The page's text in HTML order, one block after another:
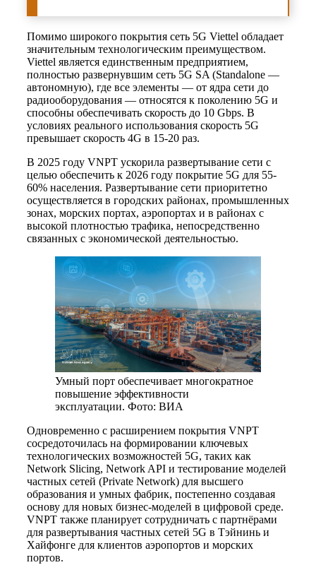
Помимо широкого покрытия сеть 5G Viettel обладает
значительным технологическим преимуществом.
Viettel является единственным предприятием,
полностью развернувшим сеть 5G SA (Standalone —
автономную), где все элементы — от ядра сети до
радиооборудования — относятся к поколению 5G и
способны обеспечивать скорость до 10 Gbps. В
условиях реального использования скорость 5G
превышает скорость 4G в 15-20 раз.
В 2025 году VNPT ускорила развертывание сети с
целью обеспечить к 2026 году покрытие 5G для 55-
60% населения. Развертывание сети приоритетно
осуществляется в городских районах, промышленных
зонах, морских портах, аэропортах и в районах с
высокой плотностью трафика, непосредственно
связанных с экономической деятельностью.
Умный порт обеспечивает многократное
повышение эффективности
эксплуатации. Фото: ВИА
Одновременно с расширением покрытия VNPT
сосредоточилась на формировании ключевых
технологических возможностей 5G, таких как
Network Slicing, Network API и тестирование моделей
частных сетей (Private Network) для высшего
образования и умных фабрик, постепенно создавая
основу для новых бизнес-моделей в цифровой среде.
VNPT также планирует сотрудничать с партнёрами
для развертывания частных сетей 5G в Тэйнинь и
Хайфонге для клиентов аэропортов и морских
портов.